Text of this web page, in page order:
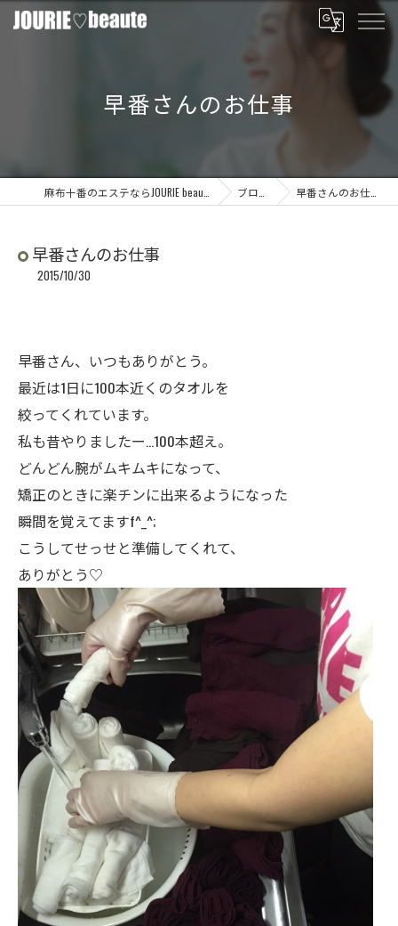
早番さんのお仕事
ブログ 早番さんのお仕事
早番さんのお仕事
2015/10/30
早番さん、いつもありがとう。
最近は1日に100本近くのタオルを
絞ってくれています。
私も昔やりましたー…100本超え。
どんどん腕がムキムキになって、
矯正のときに楽チンに出来るようになった
瞬間を覚えてますf^_^;
こうしてせっせと準備してくれて、
ありがとう♡